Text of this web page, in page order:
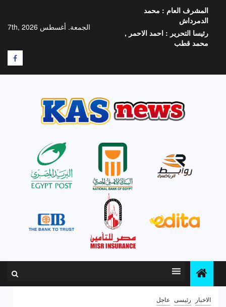
المحتوى
الجمعة. أغسطس 7th, 2026
المشرف العام : محمد
الدمرداش
رئيسا التحرير : احمد الاحمر ,
محمد قطب
F
الاخبار رئيسى عاجل